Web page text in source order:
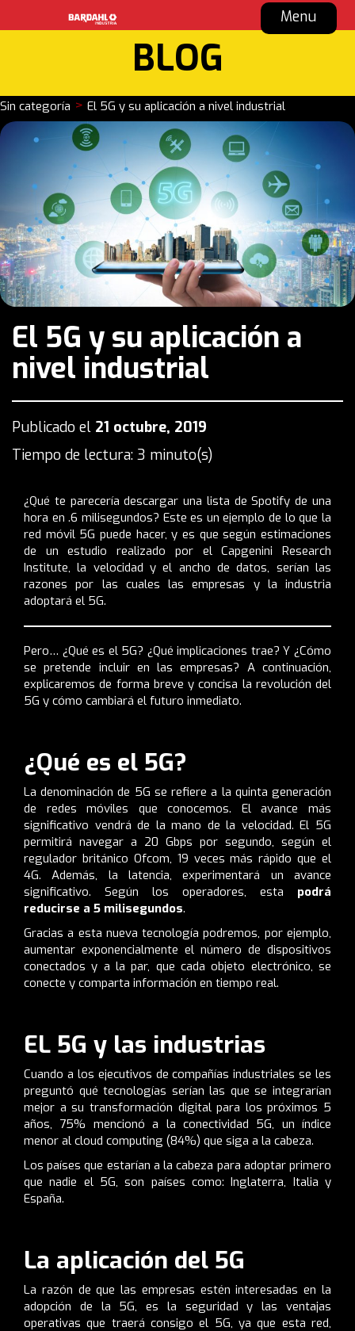
Menu
BLOG
Sin categoría > El 5G y su aplicación a nivel industrial
El 5G y su aplicación a
nivel industrial
Publicado el 21 octubre, 2019
Tiempo de lectura: 3 minuto(s)
¿Qué te parecería descargar una lista de Spotify de una
hora en .6 milisegundos? Este es un ejemplo de lo que la
red móvil 5G puede hacer, y es que según estimaciones
de un estudio realizado por el Capgenini Research
Institute, la velocidad y el ancho de datos, serían las
razones por las cuales las empresas y la industria
adoptará el 5G.
Pero… ¿Qué es el 5G? ¿Qué implicaciones trae? Y ¿Cómo
se pretende incluir en las empresas? A continuación,
explicaremos de forma breve y concisa la revolución del
5G y cómo cambiará el futuro inmediato.
¿Qué es el 5G?
La denominación de 5G se refiere a la quinta generación
de redes móviles que conocemos. El avance más
significativo vendrá de la mano de la velocidad. El 5G
permitirá navegar a 20 Gbps por segundo, según el
regulador británico Ofcom, 19 veces más rápido que el
4G. Además, la latencia, experimentará un avance
significativo. Según los operadores, esta podrá
reducirse a 5 milisegundos.
Gracias a esta nueva tecnología podremos, por ejemplo,
aumentar exponencialmente el número de dispositivos
conectados y a la par, que cada objeto electrónico, se
conecte y comparta información en tiempo real.
EL 5G y las industrias
Cuando a los ejecutivos de compañías industriales se les
preguntó qué tecnologías serían las que se integrarían
mejor a su transformación digital para los próximos 5
años, 75% mencionó a la conectividad 5G, un índice
menor al cloud computing (84%) que siga a la cabeza.
Los países que estarían a la cabeza para adoptar primero
que nadie el 5G, son países como: Inglaterra, Italia y
España.
La aplicación del 5G
La razón de que las empresas estén interesadas en la
adopción de la 5G, es la seguridad y las ventajas
operativas que traerá consigo el 5G, ya que esta red,